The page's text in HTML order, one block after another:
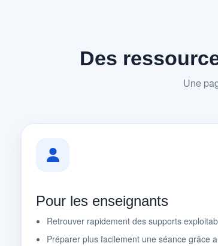
Des
Une
Pour les enseignants
Retrouver rapidement des supports
Préparer plus facilement une séance grâce